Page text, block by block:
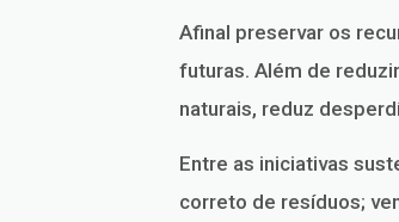
Afinal preservar os
futuras. Além de
naturais, reduz
Entre as iniciativas
correto de resíduos;